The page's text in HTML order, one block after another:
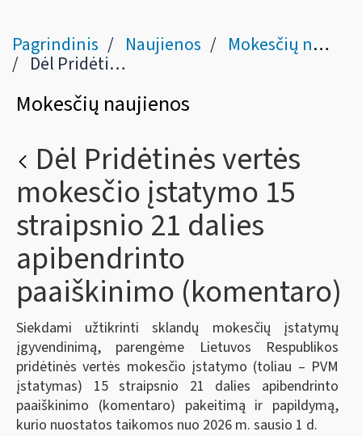
Pagrindinis Naujienos Mokesčių naujienos
Dėl Pridėtinės vertės mokesčio įstatymo 15 straipsnio 21 dalies apibendrinto paaiškinimo (komentaro)
Mokesčių naujienos
Dėl Pridėtinės vertės
mokesčio įstatymo 15
straipsnio 21 dalies
apibendrinto
paaiškinimo (komentaro)
Siekdami užtikrinti sklandų mokesčių įstatymų
įgyvendinimą, parengėme Lietuvos Respublikos
pridėtinės vertės mokesčio įstatymo (toliau – PVM
įstatymas) 15 straipsnio 21 dalies apibendrinto
paaiškinimo (komentaro) pakeitimą ir papildymą,
kurio nuostatos taikomos nuo 2026 m. sausio 1 d.